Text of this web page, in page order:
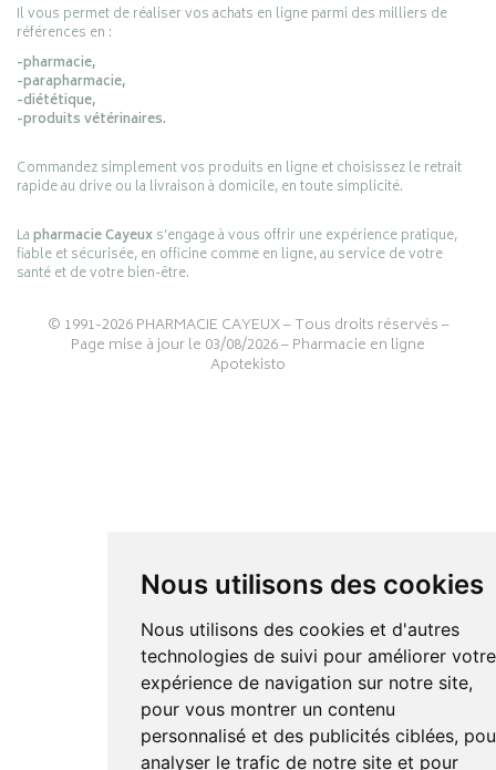
Nous utilisons des cookies
Nous utilisons des cookies et d'autres
technologies de suivi pour améliorer votre
expérience de navigation sur notre site,
pour vous montrer un contenu
personnalisé et des publicités ciblées,
analyser le trafic de notre site et pour
Il vous permet de réaliser vos achats en ligne parmi des milliers de
références en :
-pharmacie,
-parapharmacie,
-diététique,
-produits vétérinaires.
Commandez simplement vos produits en ligne et choisissez le retrait
rapide au drive ou la livraison à domicile, en toute simplicité.
Lapharmacie Cayeuxs’engage à vous offrir une expérience pratique,
fiable et sécurisée, en officine comme en ligne, au service de votre
santé et de votre bien-être.
© 1991-2026PHARMACIE CAYEUX– Tous droits réservés –
Page mise à jour le 03/08/2026 –Pharmacie en ligne
Apotekisto